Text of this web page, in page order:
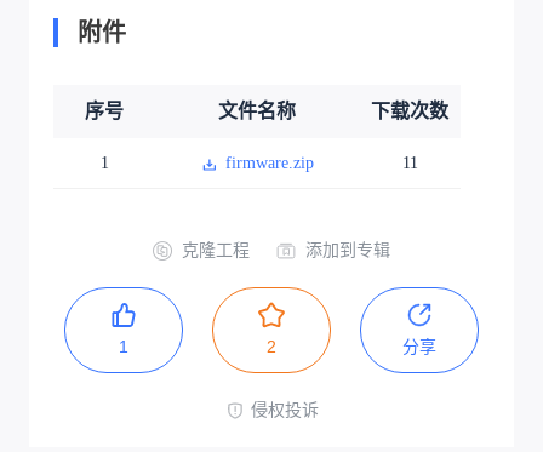
附件
序号 文件名称 下载次数
1 firmware.zip 11
克隆工程 添加到专辑
1 2 分享
侵权投诉